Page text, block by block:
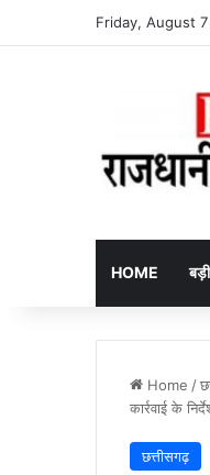
Friday, August
HOME
Home /
कार्रवाई के
छत्तीसगढ़